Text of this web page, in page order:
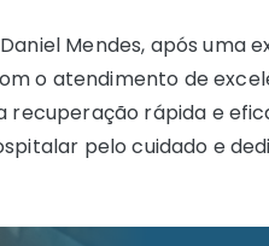
Mendes, após uma
o atendimento de
rápida e
pelo cuidado e